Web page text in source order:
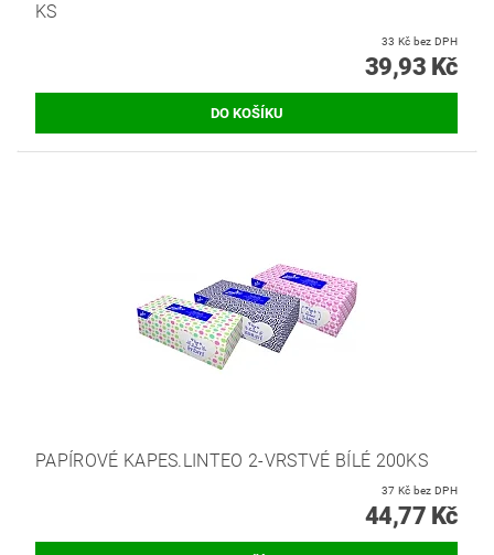
KS
33 Kč bez DPH
39,93 Kč
PAPÍROVÉ KAPES.LINTEO 2-VRSTVÉ BÍLÉ 200KS
37 Kč bez DPH
44,77 Kč